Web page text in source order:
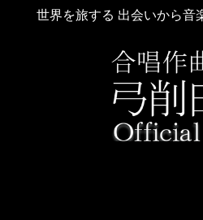
世界を旅する 出会いから音